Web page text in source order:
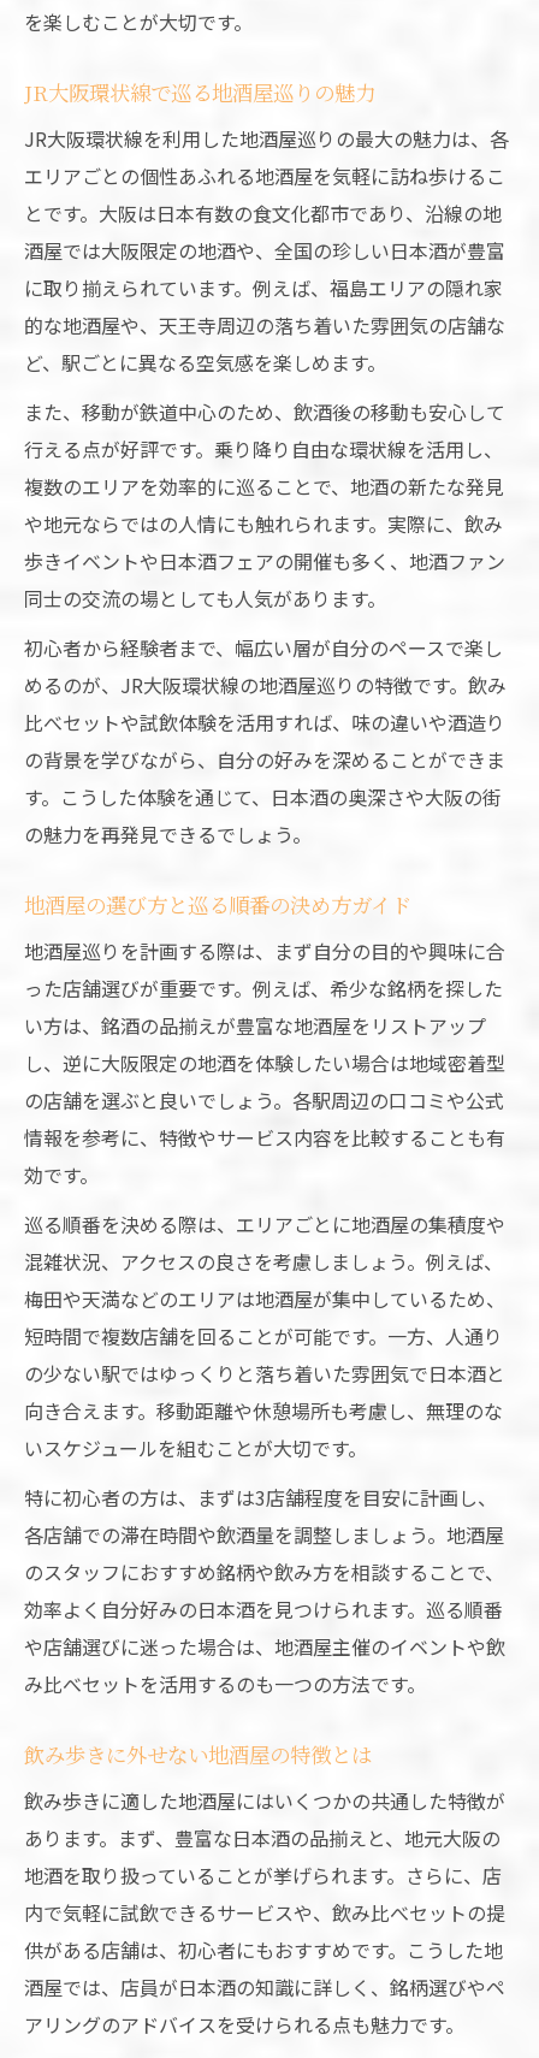
を楽しむことが大切です。
JR大阪環状線で巡る地酒屋巡りの魅力
JR大阪環状線を利用した地酒屋巡りの最大の魅力は、各
エリアごとの個性あふれる地酒屋を気軽に訪ね歩けるこ
とです。大阪は日本有数の食文化都市であり、沿線の地
酒屋では大阪限定の地酒や、全国の珍しい日本酒が豊富
に取り揃えられています。例えば、福島エリアの隠れ家
的な地酒屋や、天王寺周辺の落ち着いた雰囲気の店舗な
ど、駅ごとに異なる空気感を楽しめます。
また、移動が鉄道中心のため、飲酒後の移動も安心して
行える点が好評です。乗り降り自由な環状線を活用し、
複数のエリアを効率的に巡ることで、地酒の新たな発見
や地元ならではの人情にも触れられます。実際に、飲み
歩きイベントや日本酒フェアの開催も多く、地酒ファン
同士の交流の場としても人気があります。
初心者から経験者まで、幅広い層が自分のペースで楽し
めるのが、JR大阪環状線の地酒屋巡りの特徴です。飲み
比べセットや試飲体験を活用すれば、味の違いや酒造り
の背景を学びながら、自分の好みを深めることができま
す。こうした体験を通じて、日本酒の奥深さや大阪の街
の魅力を再発見できるでしょう。
地酒屋の選び方と巡る順番の決め方ガイド
地酒屋巡りを計画する際は、まず自分の目的や興味に合
った店舗選びが重要です。例えば、希少な銘柄を探した
い方は、銘酒の品揃えが豊富な地酒屋をリストアップ
し、逆に大阪限定の地酒を体験したい場合は地域密着型
の店舗を選ぶと良いでしょう。各駅周辺の口コミや公式
情報を参考に、特徴やサービス内容を比較することも有
効です。
巡る順番を決める際は、エリアごとに地酒屋の集積度や
混雑状況、アクセスの良さを考慮しましょう。例えば、
梅田や天満などのエリアは地酒屋が集中しているため、
短時間で複数店舗を回ることが可能です。一方、人通り
の少ない駅ではゆっくりと落ち着いた雰囲気で日本酒と
向き合えます。移動距離や休憩場所も考慮し、無理のな
いスケジュールを組むことが大切です。
特に初心者の方は、まずは3店舗程度を目安に計画し、
各店舗での滞在時間や飲酒量を調整しましょう。地酒屋
のスタッフにおすすめ銘柄や飲み方を相談することで、
効率よく自分好みの日本酒を見つけられます。巡る順番
や店舗選びに迷った場合は、地酒屋主催のイベントや飲
み比べセットを活用するのも一つの方法です。
飲み歩きに外せない地酒屋の特徴とは
飲み歩きに適した地酒屋にはいくつかの共通した特徴が
あります。まず、豊富な日本酒の品揃えと、地元大阪の
地酒を取り扱っていることが挙げられます。さらに、店
内で気軽に試飲できるサービスや、飲み比べセットの提
供がある店舗は、初心者にもおすすめです。こうした地
酒屋では、店員が日本酒の知識に詳しく、銘柄選びやペ
アリングのアドバイスを受けられる点も魅力です。